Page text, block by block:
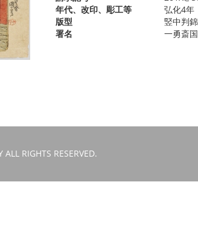
年代、改印、彫工等
弘化4年
版型
竪中判
署名
一勇斎
ALL RIGHTS RESERVED.